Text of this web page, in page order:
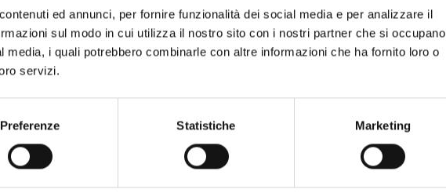
ed annunci, per fornire funzionalità dei social media e per analizzare il
sul modo in cui utilizza il nostro sito con i nostri partner che si occupano
media, i quali potrebbero combinarle con altre informazioni che ha fornito loro o
servizi.
Preferenze Statistiche Marketing